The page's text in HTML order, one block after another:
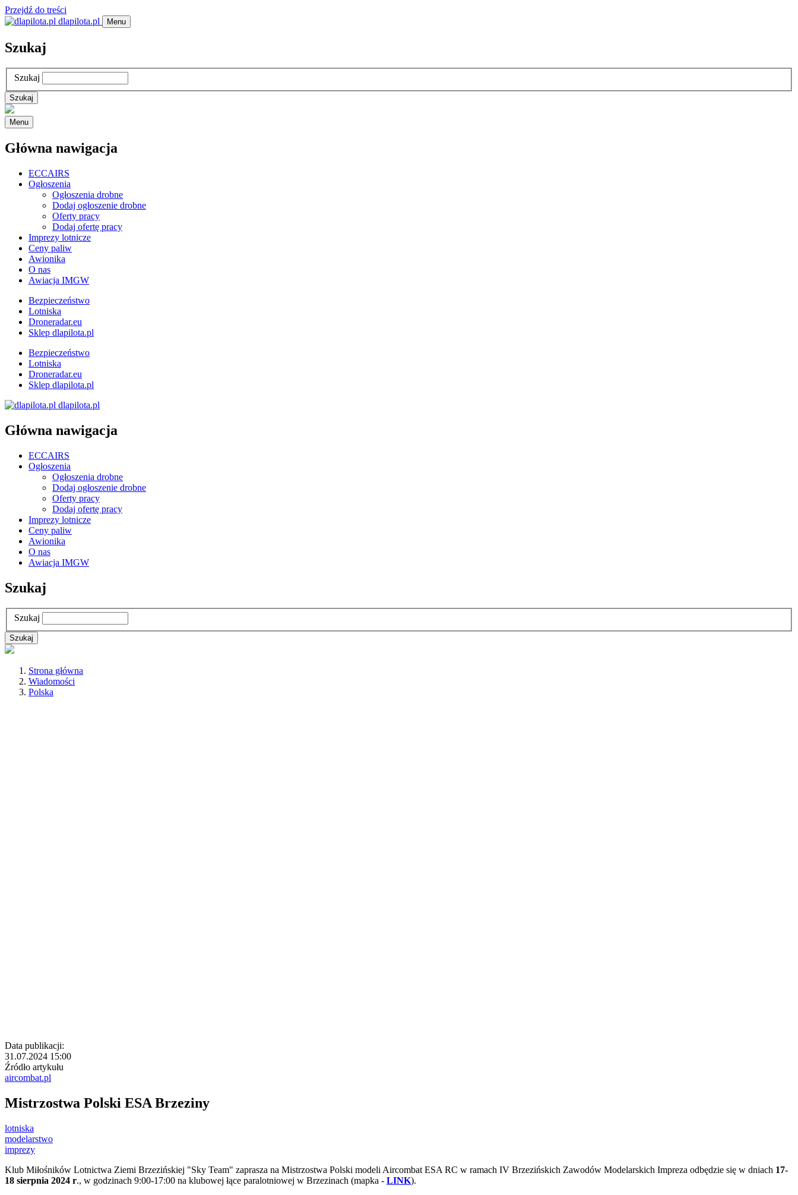
Przejdź do treści
dlapilota.pl
Menu
Szukaj
Szukaj
Menu
Główna nawigacja
ECCAIRS
Ogłoszenia
Ogłoszenia drobne
Dodaj ogłoszenie drobne
Oferty pracy
Dodaj ofertę pracy
Imprezy lotnicze
Ceny paliw
Awionika
O nas
Awiacja IMGW
Bezpieczeństwo
Lotniska
Droneradar.eu
Sklep dlapilota.pl
Bezpieczeństwo
Lotniska
Droneradar.eu
Sklep dlapilota.pl
dlapilota.pl
Główna nawigacja
ECCAIRS
Ogłoszenia
Ogłoszenia drobne
Dodaj ogłoszenie drobne
Oferty pracy
Dodaj ofertę pracy
Imprezy lotnicze
Ceny paliw
Awionika
O nas
Awiacja IMGW
Szukaj
Szukaj
Strona główna
Wiadomości
Polska
Data publikacji:
31.07.2024 15:00
Źródło artykułu
aircombat.pl
Mistrzostwa Polski ESA Brzeziny
lotniska
modelarstwo
imprezy
Klub Miłośników Lotnictwa Ziemi Brzezińskiej "Sky Team" zaprasza na Mistrzostwa Polski modeli Aircombat ESA RC w ramach IV Brzezińskich Zawodów Modelarskich Impreza odbędzie się w dniach 17-
18 sierpnia 2024 r., w godzinach 9:00-17:00 na klubowej łące paralotniowej w Brzezinach (mapka - LINK).